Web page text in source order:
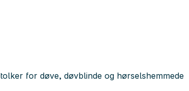
for døve, døvblinde og hørselshemmede